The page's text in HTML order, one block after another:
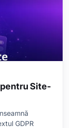
Site-
GDPR